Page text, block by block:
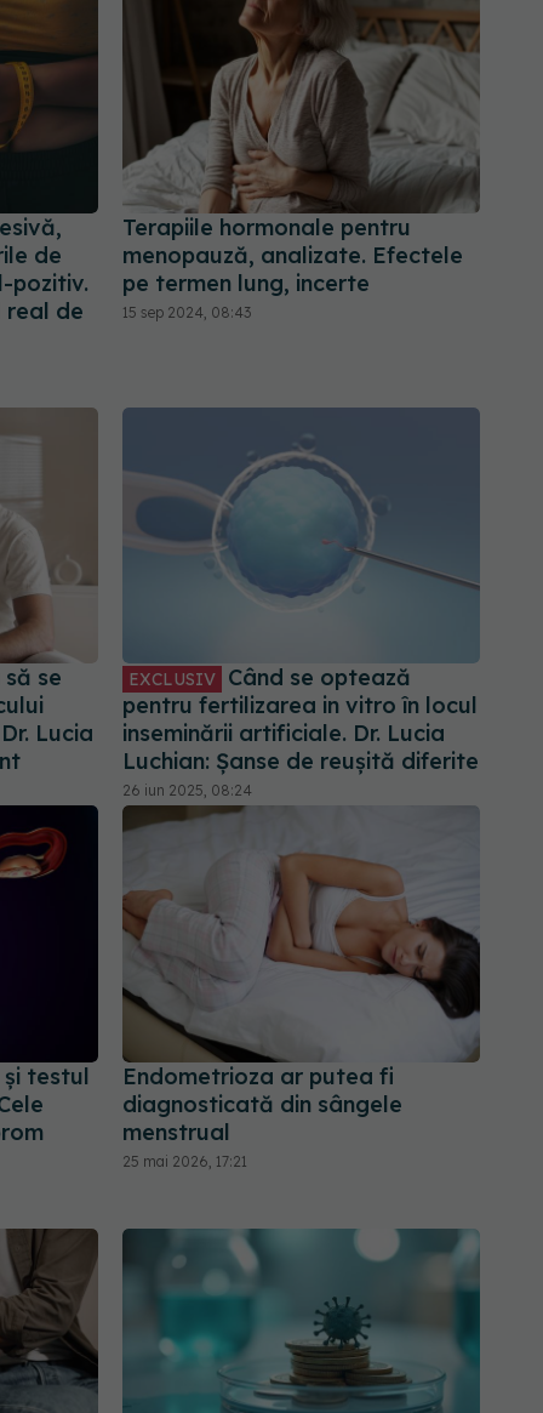
de
pozitiv.
real de
Terapiile hormonale pentru
menopauză, analizate. Efectele
pe termen lung, incerte
15 sep 2024, 08:43
se
Lucia
EXCLUSIV
Când se optează
pentru fertilizarea in vitro în locul
inseminării artificiale. Dr. Lucia
Luchian: Șanse de reușită diferite
26 iun 2025, 08:24
și testul
Endometrioza ar putea fi
diagnosticată din sângele
menstrual
25 mai 2026, 17:21